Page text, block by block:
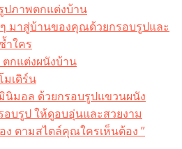
ปภาพตกแต่งบ้าน
มาสู่บ้านของคุณด้วยกรอบรูปและ
ำใคร
กแต่งผนังบ้าน
มเดิร์น
นิมอล ด้วยกรอบรูปแขวนผนัง
อบรูป ให้ดูอบอุ่นและสวยงาม
ง ตามสไตล์คุณใครเห็นต้อง ”